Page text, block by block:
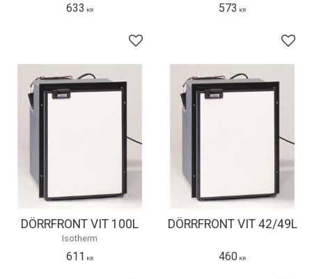
633 KR
Lägg till i favoriter
573 KR
DÖRRFRONT VIT 100L
Isotherm
611 KR
DÖRRFRONT VIT 42/49L
460 KR